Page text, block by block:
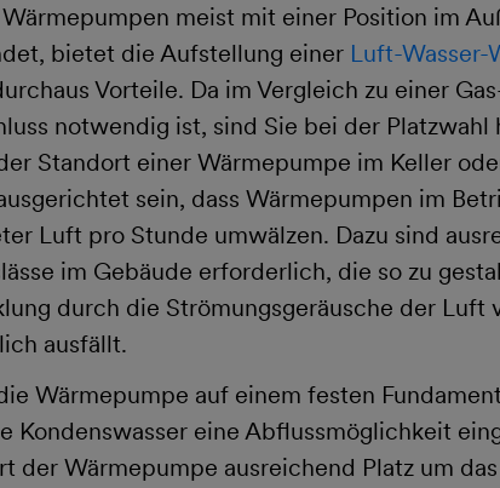
meist mit einer Position im
bietet die Aufstellung einer Luft-Wasser-
Vorteile. Da im Vergleich zu einer
notwendig ist, sind Sie bei der
Standort einer Wärmepumpe im Keller
sein, dass Wärmepumpen im
Luft pro Stunde umwälzen. Dazu sind
im Gebäude erforderlich, die so zu
durch die Strömungsgeräusche der Luft
ausfällt.
Wärmepumpe auf einem festen
Kondenswasser eine Abflussmöglichkeit
der Wärmepumpe ausreichend Platz um